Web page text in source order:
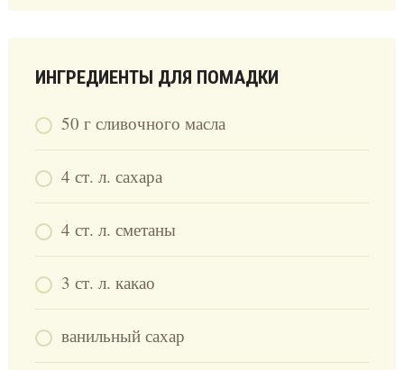
ИНГРЕДИЕНТЫ ДЛЯ ПОМАДКИ
50 г сливочного масла
4 ст. л. сахара
4 ст. л. сметаны
3 ст. л. какао
ванильный сахар